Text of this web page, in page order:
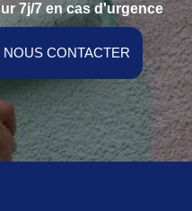
7j/7 en cas d'urgence
NOUS CONTACTER